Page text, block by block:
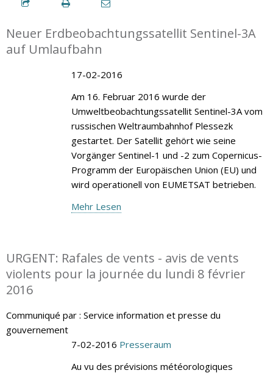
Neuer Erdbeobachtungssatellit Sentinel-3A
auf Umlaufbahn
17-02-2016
Am 16. Februar 2016 wurde der
Umweltbeobachtungssatellit Sentinel-3A vom
russischen Weltraumbahnhof Plessezk
gestartet. Der Satellit gehört wie seine
Vorgänger Sentinel-1 und -2 zum Copernicus-
Programm der Europäischen Union (EU) und
wird operationell von EUMETSAT betrieben.
Mehr Lesen
URGENT: Rafales de vents - avis de vents
violents pour la journée du lundi 8 février
2016
Communiqué par : Service information et presse du
gouvernement
7-02-2016 Presseraum
Au vu des prévisions météorologiques